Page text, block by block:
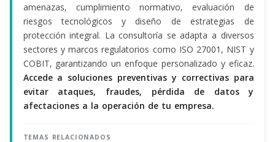
amenazas, cumplimiento normativo, evaluación de
riesgos tecnológicos y diseño de estrategias de
protección integral. La consultoría se adapta a diversos
sectores y marcos regulatorios como ISO 27001, NIST y
COBIT, garantizando un enfoque personalizado y eficaz.
Accede a soluciones preventivas y correctivas para
evitar ataques, fraudes, pérdida de datos y
afectaciones a la operación de tu empresa.
TEMAS RELACIONADOS